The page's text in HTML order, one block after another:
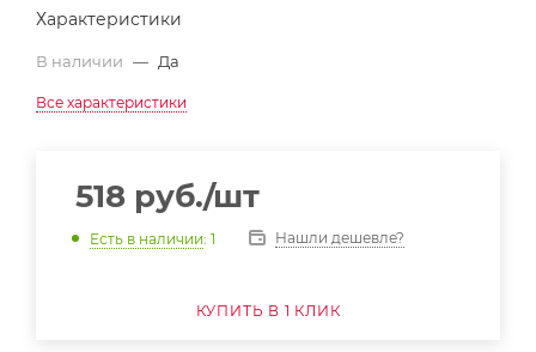
Характеристики
В наличии — Да
Все характеристики
518 руб./шт
Есть в наличии: 1 Нашли дешевле?
КУПИТЬ В 1 КЛИК